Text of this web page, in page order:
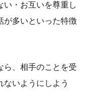
い・お互いを尊重し
が多いといった特徴
ら、相手のことを受
ないようにしよう